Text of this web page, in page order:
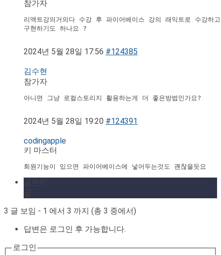
참가자
리액트강의거의다 수강 후 파이어베이스 강의 래익트로 수강
구현하기도 하나요 ?
2024년 5월 28일 17:56 #124385
김수현
참가자
아니면 그냥 로컬스토리지 활용하는게 더 좋은방법인가요?
2024년 5월 28일 19:20 #124391
codingapple
키 마스터
회원기능이 있으면 파이어베이스에 넣어두는것도 괜찮을듯요
3 글 보임 - 1 에서 3 까지 (총 3 중에서)
답변은 로그인 후 가능합니다.
로그인